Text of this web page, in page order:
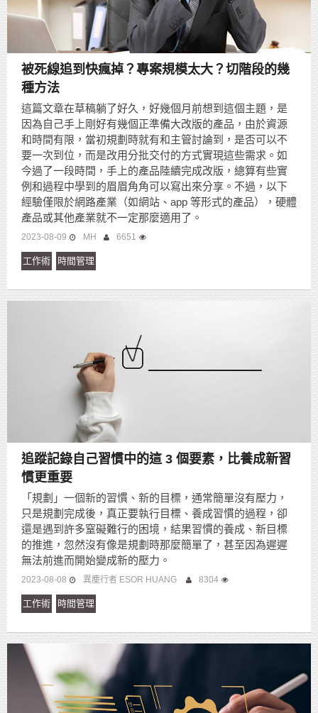
被死線追到快瘋掉？專案規模太大？切階段的幾
種方法
這篇文章在草稿躺了好久，好幾個月前想到這個主題，是
因為自己手上剛好有幾個正準備大改版的產品，由於資源
和時間有限，當初規劃時就有和主管討論到，是否可以不
要一次到位，而是改用分批交付的方式實現這些需求。如
今過了一段時間，手上的產品陸續完成改版，總算有些實
例和過程中學到的眉眉角角可以寫出來分享。不過，以下
經驗僅限於網路產業（如網站、app 等形式的產品），硬體
產品或其他產業就不一定那麼適用了。
2023-08-09 MH 6651
工作術 時間管理
追蹤記錄自己習慣中的這 3 個要素，比養成新習
慣更重要
「規劃」一個新的習慣、新的目標，通常簡單沒有壓力，
只是規劃完成後，真正要執行目標、養成習慣的過程，卻
還是遇到許多窒礙難行的困境，結果習慣的養成、新目標
的推進，忽然沒有像是規劃時那麼簡單了，甚至因為遲遲
無法前進而開始變成新的壓力。
2023-08-08 異塵行者 ESOR HUANG 8304
工作術 時間管理